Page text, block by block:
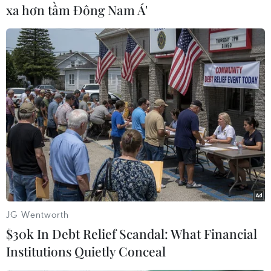
vẫn tương tự như hiệp 1, các học trò của
Wenger không làm saoxuyên phá được “bức
tường người” kiên cố được dựng lên trước
khung thànhSorensen. Chứng kiến sự bế tắc của
học trò, tới giữa hiệp 2, Wenger quyết địnhtung
cả Ramsey, Arshavin và Eduardo vào sân nhằm
tăng cường hỏa lực tấn công cho‘Pháo thủ”.
Nhưng trong lúc Arsenal vẫn mải miết tấn công
mà chưa làm cách nào tìmđược đường vào
khung thành đội chủ nhà thì họ đã phải trả giá.
Fuller đâm “nhátkiếm” thứ 2 dập tắt hy vọng
chiến thắng của Pháo thủ bằng cú đánh đầu gọn
gànghạ gục Fabianski sau quả tạt đẹp mắt của
Sidibe trong tình huống mà hành langtrái của
Arsenal hoàn toàn bỏ ngỏ.
xa hơn tầm Đông Nam Á'
JG Wentworth
$30k In Debt Relief Scandal: What Financial
Institutions Quietly Conceal